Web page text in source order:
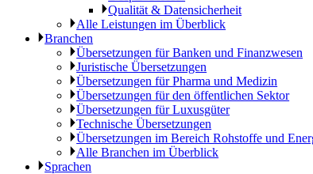
Qualität & Datensicherheit
Alle Leistungen im Überblick
Branchen
Übersetzungen für Banken und Finanzwesen
Juristische Übersetzungen
Übersetzungen für Pharma und Medizin
Übersetzungen für den öffentlichen Sektor
Übersetzungen für Luxusgüter
Technische Übersetzungen
Übersetzungen im Bereich Rohstoffe und
Alle Branchen im Überblick
Sprachen